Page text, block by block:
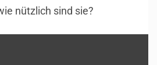
nützlich sind sie?